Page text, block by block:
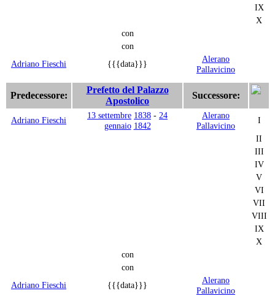
IX
X
con
con
Adriano Fieschi
{{{data}}}
Alerano
Pallavicino
Predecessore:
Prefetto del Palazzo
Apostolico
Successore:
Adriano Fieschi 13 settembre 1838 - 24
gennaio 1842
Alerano
Pallavicino
I
II
III
IV
V
VI
VII
VIII
IX
X
con
con
Adriano Fieschi
{{{data}}}
Alerano
Pallavicino